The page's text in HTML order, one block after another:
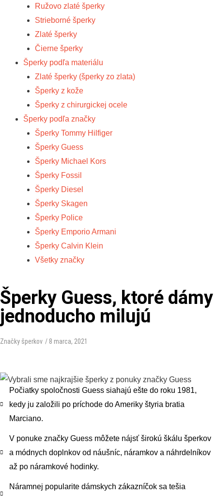
Ružovo zlaté šperky
Strieborné šperky
Zlaté šperky
Čierne šperky
Šperky podľa materiálu
Zlaté šperky (šperky zo zlata)
Šperky z kože
Šperky z chirurgickej ocele
Šperky podľa značky
Šperky Tommy Hilfiger
Šperky Guess
Šperky Michael Kors
Šperky Fossil
Šperky Diesel
Šperky Skagen
Šperky Police
Šperky Emporio Armani
Šperky Calvin Klein
Všetky značky
Šperky Guess, ktoré dámy
jednoducho milujú
Značky šperkov / 8 marca, 2021
Počiatky spoločnosti Guess siahajú ešte do roku 1981,
kedy ju založili po príchode do Ameriky štyria bratia
Marciano.
V ponuke značky Guess môžete nájsť širokú škálu šperkov
a módnych doplnkov od náušníc, náramkov a náhrdelníkov
až po náramkové hodinky.
Náramnej popularite dámskych zákazníčok sa tešia